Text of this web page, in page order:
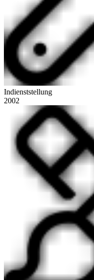
Indienststellung
2002